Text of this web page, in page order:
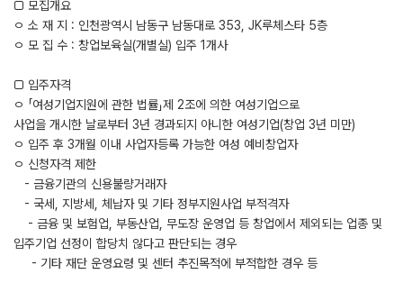
□ 모집개요
ㅇ 소 재 지 : 인천광역시 남동구 남동대로 353, JK루체스타 5층
ㅇ 모 집 수 : 창업보육실(개별실) 입주 1개사
□ 입주자격
ㅇ 「여성기업지원에 관한 법률」제 2조에 의한 여성기업으로
사업을 개시한 날로부터 3년 경과되지 아니한 여성기업(창업 3년 미만)
ㅇ 입주 후 3개월 이내 사업자등록 가능한 여성 예비창업자
ㅇ 신청자격 제한
- 금융기관의 신용불량거래자
- 국세, 지방세, 체납자 및 기타 정부지원사업 부적격자
- 금융 및 보험업, 부동산업, 무도장 운영업 등 창업에서 제외되는 업종 및
입주기업 선정이 합당치 않다고 판단되는 경우
- 기타 재단 운영요령 및 센터 추진목적에 부적합한 경우 등